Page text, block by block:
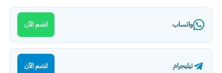
واتساب انضم الآن
تيليجرام انضم الآن